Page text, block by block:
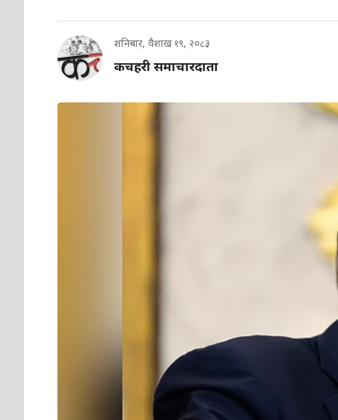
शनिबार, वैशाख १९, २०८३
कचहरी समाचारदाता